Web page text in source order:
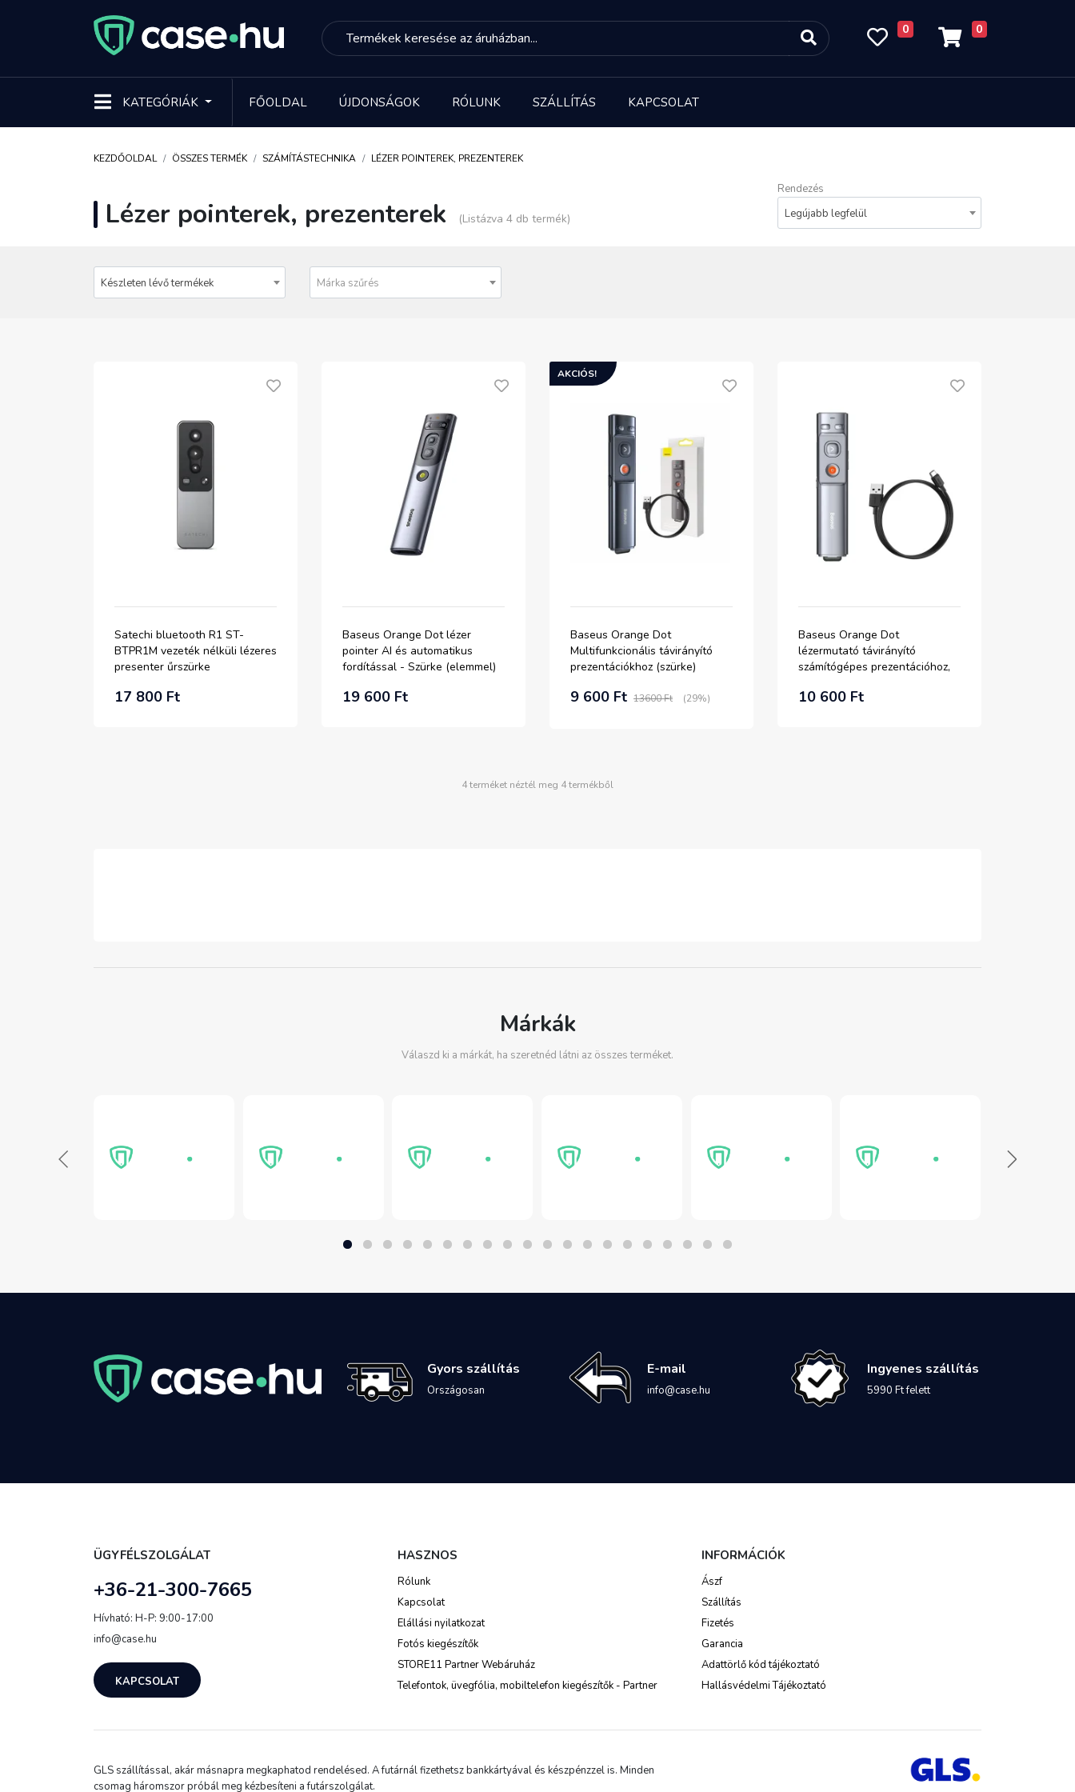
0 0
KATEGÓRIÁK FŐOLDAL ÚJDONSÁGOK RÓLUNK SZÁLLÍTÁS KAPCSOLAT
KEZDŐOLDAL ÖSSZES TERMÉK SZÁMÍTÁSTECHNIKA LÉZER POINTEREK, PREZENTEREK
Lézer pointerek, prezenterek (Listázva 4 db termék)
Rendezés
Legújabb legfelül
Készleten lévő termékek Márka szűrés
Satechi bluetooth R1 ST-
BTPR1M vezeték nélküli lézeres
presenter űrszürke
17 800 Ft
Baseus Orange Dot lézer
pointer AI és automatikus
fordítással - Szürke (elemmel)
19 600 Ft
AKCIÓS!
Baseus Orange Dot
Multifunkcionális távirányító
prezentációkhoz (szürke)
9 600 Ft 13600 Ft (29%)
Baseus Orange Dot
lézermutató távirányító
számítógépes prezentációhoz,
(WKCD000013) lézer pointer
10 600 Ft
4 terméket néztél meg 4 termékből
Márkák
Válaszd ki a márkát, ha szeretnéd látni az összes terméket.
Gyors szállítás
Országosan
E-mail
info@case.hu
Ingyenes szállítás
5990 Ft felett
ÜGYFÉLSZOLGÁLAT
+36-21-300-7665
Hívható: H-P: 9:00-17:00
info@case.hu
KAPCSOLAT
HASZNOS
Rólunk
Kapcsolat
Elállási nyilatkozat
Fotós kiegészítők
STORE11 Partner Webáruház
Telefontok, üvegfólia, mobiltelefon kiegészítők - Partner
INFORMÁCIÓK
Ászf
Szállítás
Fizetés
Garancia
Adattörlő kód tájékoztató
Hallásvédelmi Tájékoztató
GLS szállítással, akár másnapra megkaphatod rendelésed. A futárnál fizethetsz bankkártyával és készpénzzel is. Minden
csomag háromszor próbál meg kézbesíteni a futárszolgálat.